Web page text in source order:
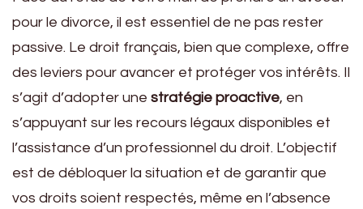
pour le divorce, il est essentiel de ne pas rester
passive. Le droit français, bien que complexe, offre
des leviers pour avancer et protéger vos intérêts. Il
s’agit d’adopter une stratégie proactive, en
s’appuyant sur les recours légaux disponibles et
l’assistance d’un professionnel du droit. L’objectif
est de débloquer la situation et de garantir que
vos droits soient respectés, même en l’absence